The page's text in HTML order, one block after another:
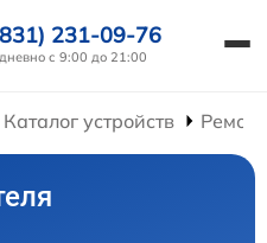
231-09-76
с 9:00 до 21:00
Каталог устройств